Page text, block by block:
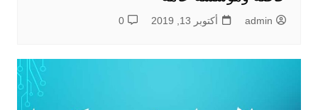
admin أكتوبر 13, 2019 0